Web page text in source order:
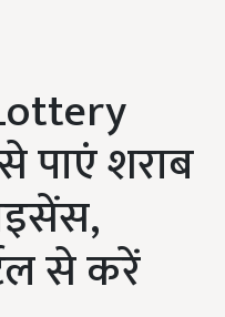
पाएं शराब
से करें